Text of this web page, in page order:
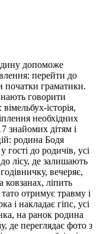
допоможе
перейти до
початки граматики.
говорити
історія,
необхідних
знайомих дітям і
родина Бодя
гості до родичів, усі
лісу, де залишають
вечеряє,
ковзанах, ліпить
отримує травму і
і накладає гіпс, усі
на ранок родина
де переглядає фото з